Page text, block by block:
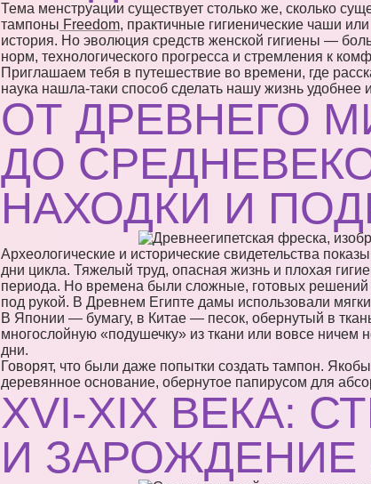
Тема менструации существует столько же, сколько
тампоны Freedom, практичные гигиенические чаши
история. Но эволюция средств женской гигиены —
норм, технологического прогресса и стремления к
Приглашаем тебя в путешествие во времени, где
наука нашла-таки способ сделать нашу жизнь
ОТ ДРЕВНЕГО
ДО
НАХОДКИ И
Археологические и исторические свидетельства
дни цикла. Тяжелый труд, опасная жизнь и плохая
периода. Но времена были сложные, готовых решений
под рукой. В Древнем Египте дамы использовали
В Японии — бумагу, в Китае — песок, обернутый в
многослойную «подушечку» из ткани или вовсе ничем
дни.
Говорят, что были даже попытки создать тампон.
деревянное основание, обернутое папирусом для
XVI-XIX ВЕКА:
И ЗАРОЖДЕНИЕ